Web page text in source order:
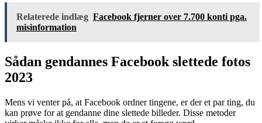
Relaterede indlæg Facebook fjerner over 7.700 konti pga.
misinformation
Sådan gendannes Facebook slettede fotos
2023
Mens vi venter på, at Facebook ordner tingene, er der et par ting, du
kan prøve for at gendanne dine slettede billeder. Disse metoder